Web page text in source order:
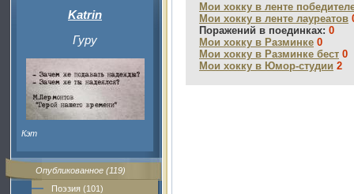
Katrin
Гуру
Кэт
Опубликованное (119)
Поэзия (101)
Мои хокку в ленте
Мои хокку в ленте лауреатов
Поражений в поединках: 0
Мои хокку в Разминке 0
Мои хокку в Разминке бест 0
Мои хокку в Юмор-студии 2